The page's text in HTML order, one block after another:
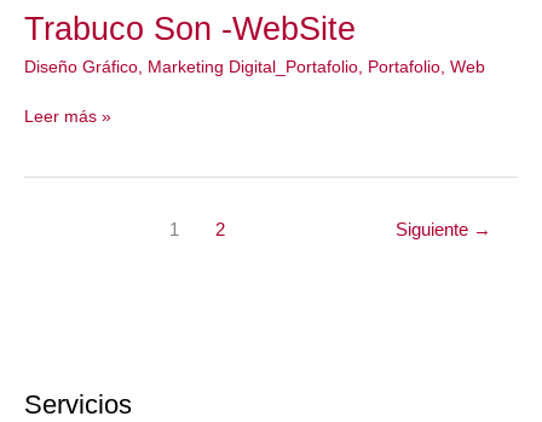
Trabuco Son -WebSite
Diseño Gráfico, Marketing Digital_Portafolio, Portafolio, Web
Trabuco
Leer más »
1 2 Siguiente →
Servicios